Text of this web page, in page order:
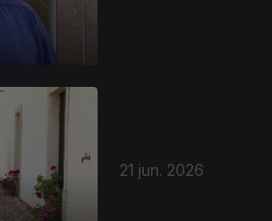
21 jun. 2026